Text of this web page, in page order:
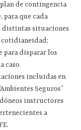
de contingencia
para que cada
distintas situaciones
cotidianeidad;
para disparar los
caso.
incluidas en
Seguros”
instructores
a